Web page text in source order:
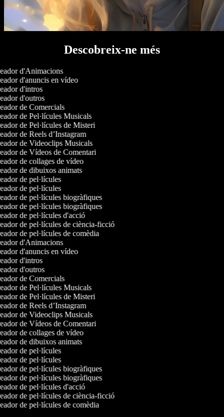
Descobreix-ne més
d'Animacions
d'anuncis en vídeo
d'intros
d'outros
de Comercials
de Pel·lícules Musicals
de Pel·lícules de Misteri
de Reels d’Instagram
de Videoclips Musicals
de Vídeos de Comentari
de collages de vídeo
de dibuixos animats
de pel·lícules
de pel·lícules
de pel·lícules biogràfiques
de pel·lícules biogràfiques
de pel·lícules d'acció
de pel·lícules de ciència-ficció
de pel·lícules de comèdia
d'Animacions
d'anuncis en vídeo
d'intros
d'outros
de Comercials
de Pel·lícules Musicals
de Pel·lícules de Misteri
de Reels d’Instagram
de Videoclips Musicals
de Vídeos de Comentari
de collages de vídeo
de dibuixos animats
de pel·lícules
de pel·lícules
de pel·lícules biogràfiques
de pel·lícules biogràfiques
de pel·lícules d'acció
de pel·lícules de ciència-ficció
de pel·lícules de comèdia